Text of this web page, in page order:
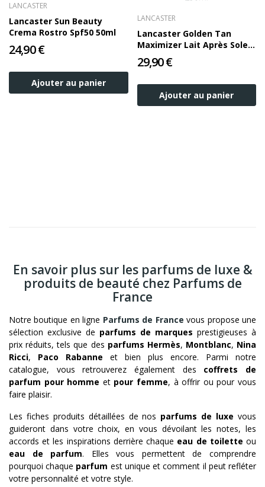
LANCASTER
Lancaster Sun Beauty
Crema Rostro Spf50 50ml
24,90 €
Ajouter au panier
LANCASTER
Lancaster Golden Tan
Maximizer Lait Après Soleil
250ml
29,90 €
Ajouter au panier
En savoir plus sur les parfums de luxe &
produits de beauté chez Parfums de
France
Notre boutique en ligne Parfums de France vous propose une
sélection exclusive de parfums de marques prestigieuses à
prix réduits, tels que des parfums Hermès, Montblanc, Nina
Ricci, Paco Rabanne et bien plus encore. Parmi notre
catalogue, vous retrouverez également des coffrets de
parfum pour homme et pour femme, à offrir ou pour vous
faire plaisir.
Les fiches produits détaillées de nos parfums de luxe vous
guideront dans votre choix, en vous dévoilant les notes, les
accords et les inspirations derrière chaque eau de toilette ou
eau de parfum. Elles vous permettent de comprendre
pourquoi chaque parfum est unique et comment il peut refléter
votre personnalité et votre style.